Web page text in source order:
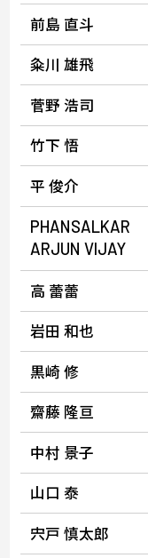
前島 直斗
粂川 雄飛
菅野 浩司
竹下 悟
平 俊介
PHANSALKAR
ARJUN VIJAY
高 蕾蕾
岩田 和也
黒崎 修
齋藤 隆亘
中村 景子
山口 泰
宍戸 慎太郎